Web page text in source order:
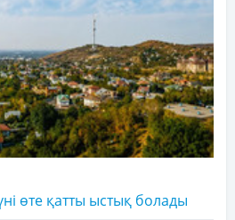
өте қатты ыстық болады